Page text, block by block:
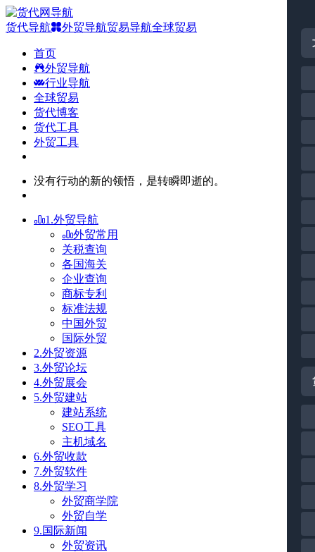
货代导航 外贸导航贸易导航全球贸易
首页
外贸导航
行业导航
全球贸易
货代博客
货代工具
外贸工具
没有行动的新的领悟，是转瞬即逝的。
1.外贸导航
外贸常用
关税查询
各国海关
企业查询
商标专利
标准法规
中国外贸
国际外贸
2.外贸资源
3.外贸论坛
4.外贸展会
5.外贸建站
建站系统
SEO工具
主机域名
6.外贸收款
7.外贸软件
8.外贸学习
外贸商学院
外贸自学
9.国际新闻
外贸资讯